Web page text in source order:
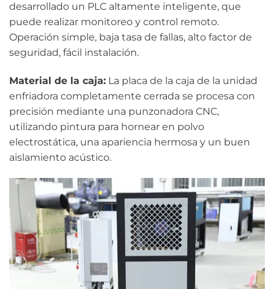
desarrollado un PLC altamente inteligente, que
puede realizar monitoreo y control remoto.
Operación simple, baja tasa de fallas, alto factor de
seguridad, fácil instalación.
Material de la caja: La placa de la caja de la unidad
enfriadora completamente cerrada se procesa con
precisión mediante una punzonadora CNC,
utilizando pintura para hornear en polvo
electrostática, una apariencia hermosa y un buen
aislamiento acústico.